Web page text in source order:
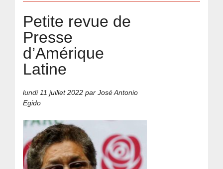
Petite revue de
Presse
d’Amérique
Latine
lundi 11 juillet 2022 par José Antonio
Egido